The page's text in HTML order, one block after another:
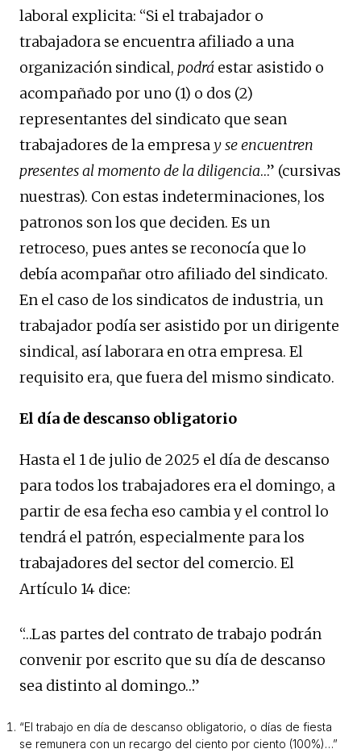
laboral explicita: “Si el trabajador o
trabajadora se encuentra afiliado a una
organización sindical, podrá estar asistido o
acompañado por uno (1) o dos (2)
representantes del sindicato que sean
trabajadores de la empresay se encuentren
presentes al momento de la diligencia…” (cursivas
nuestras). Con estas indeterminaciones, los
patronos son los que deciden. Es un
retroceso, pues antes se reconocía que lo
debía acompañar otro afiliado del sindicato.
En el caso de los sindicatos de industria, un
trabajador podía ser asistido por un dirigente
sindical, así laborara en otra empresa. El
requisito era, que fuera del mismo sindicato.
El día de descanso obligatorio
Hasta el 1 de julio de 2025 el día de descanso
para todos los trabajadores era el domingo, a
partir de esa fecha eso cambia y el control lo
tendrá el patrón, especialmente para los
trabajadores del sector del comercio. El
Artículo 14 dice:
“…Las partes del contrato de trabajo podrán
convenir por escrito que su día de descanso
sea distinto al domingo…”
“El trabajo en día de descanso obligatorio, o días de fiesta
se remunera con un recargo del ciento por ciento (100%)…”